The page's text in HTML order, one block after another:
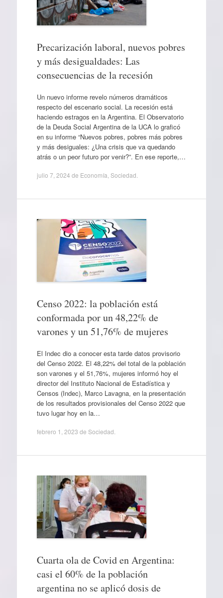
Precarización laboral, nuevos pobres
y más desigualdades: Las
consecuencias de la recesión
Un nuevo informe revelo números dramáticos
respecto del escenario social. La recesión está
haciendo estragos en la Argentina. El Observatorio
de la Deuda Social Argentina de la UCA lo graficó
en su informe “Nuevos pobres, pobres más pobres
y más desiguales: ¿Una crisis que va quedando
atrás o un peor futuro por venir?”. En ese reporte,…
julio 7, 2024 de Economía Sociedad
Censo 2022: la población está
conformada por un 48,22% de
varones y un 51,76% de mujeres
El Indec dio a conocer esta tarde datos provisorio
del Censo 2022. El 48,22% del total de la población
son varones y el 51,76%, mujeres informó hoy el
director del Instituto Nacional de Estadística y
Censos (Indec), Marco Lavagna, en la presentación
de los resultados provisionales del Censo 2022 que
tuvo lugar hoy en la…
febrero 1, 2023 de Sociedad
Cuarta ola de Covid en Argentina:
casi el 60% de la población
argentina no se aplicó dosis de